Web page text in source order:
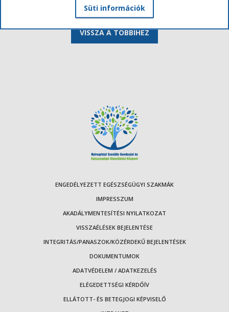
VISSZA A TÖBBIHEZ
ENGEDÉLYEZETT EGÉSZSÉGÜGYI SZAKMÁK
IMPRESSZUM
AKADÁLYMENTESÍTÉSI NYILATKOZAT
VISSZAÉLÉSEK BEJELENTÉSE
INTEGRITÁS/PANASZOK/KÖZÉRDEKŰ BEJELENTÉSEK
DOKUMENTUMOK
ADATVÉDELEM / ADATKEZELÉS
ELÉGEDETTSÉGI KÉRDŐÍV
ELLÁTOTT- ÉS BETEGJOGI KÉPVISELŐ
Süti információk